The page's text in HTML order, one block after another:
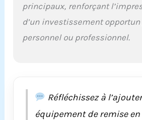
principaux, renforçant
d’un investissement
personnel ou professionnel.
Réfléchissez à
équipement de remise en